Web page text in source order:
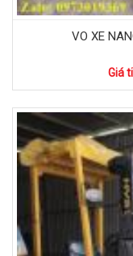
VO XE
Giá